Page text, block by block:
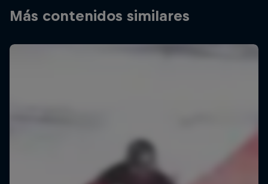
Más contenidos similares